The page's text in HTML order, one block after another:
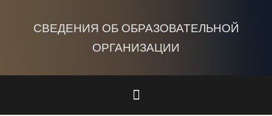
СВЕДЕНИЯ ОБ ОБРАЗОВАТЕЛЬНОЙ
ОРГАНИЗАЦИИ